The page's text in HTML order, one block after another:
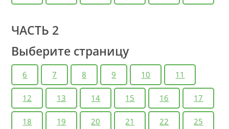
ЧАСТЬ 2
Выберите страницу
6 7 8 9 10 11
12 13 14 15 16 17
18 19 20 21 22 25